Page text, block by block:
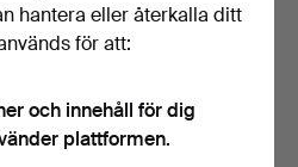
föremål och inspiration. Om du
prenumerationen.
samt bekräftar att jag
.
hantera eller återkalla ditt
för att:
och innehåll för dig
plattformen.